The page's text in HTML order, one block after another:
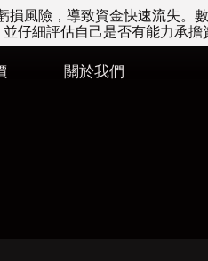
風險，導致資金快速流失。
仔細評估自己是否有能力承擔
關於我們